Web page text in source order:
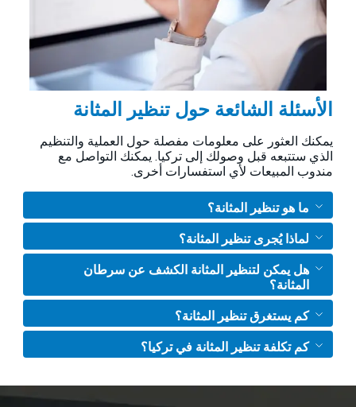
الأسئلة الشائعة حول تنظير المثانة
يمكنك العثور على معلومات مفصلة حول العملية والتنظيم
الذي ستتبعه قبل وصولك إلى تركيا. يمكنك التواصل مع
مندوب المبيعات لأي استفسارات أخرى.
ما هو تنظير المثانة؟
لماذا يُجرى تنظير المثانة؟
هل يمكن لتنظير المثانة الكشف عن سرطان
المثانة؟
كم يستغرق تنظير المثانة؟
كم تكلفة تنظير المثانة في تركيا؟